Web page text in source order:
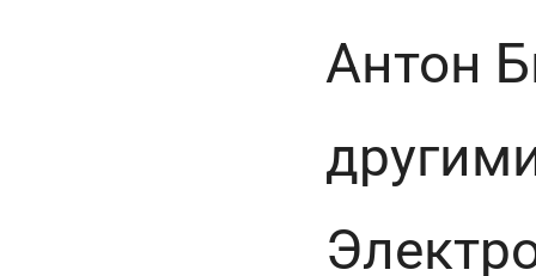
Антон